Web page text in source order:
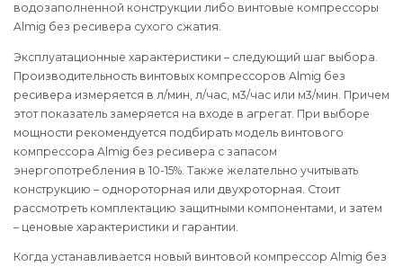
водозаполненной конструкции либо винтовые компрессоры
Almig без ресивера сухого сжатия.
Эксплуатационные характеристики – следующий шаг выбора.
Производительность винтовых компрессоров Almig без
ресивера измеряется в л/мин, л/час, м3/час или м3/мин. Причем
этот показатель замеряется на входе в агрегат. При выборе
мощности рекомендуется подбирать модель винтового
компрессора Almig без ресивера с запасом
энергопотребления в 10-15%. Также желательно учитывать
конструкцию – однороторная или двухроторная. Стоит
рассмотреть комплектацию защитными компонентами, и затем
– ценовые характеристики и гарантии.
Когда устанавливается новый винтовой компрессор Almig без